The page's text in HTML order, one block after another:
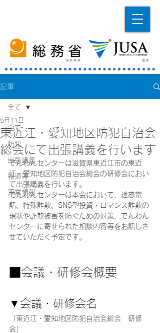
記事
全て
防犯
出張講義
報道等
運営情報
全て
東近江・愛知地区防犯自治会
総会にて出張講義を行います
5月11日
でんわんセンターは滋賀県東近江市の東近
江・愛知地区防犯自治会総会の研修会におい
て出張講義を行います。
でんわんセンターは本会において、迷惑電
話、特殊詐欺、SNS型投資・ロマンス詐欺の
現状や詐欺被害を防ぐための対策、でんわん
センターに寄せられた相談内容等をお話しさ
せていただく予定です。
■会議・研修会概要
▼会議・研修会名
「東近江・愛知地区防犯自治会総会　研修
会」